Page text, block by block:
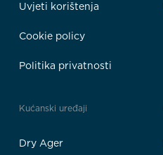
Uvjeti korištenja
Cookie policy
Politika privatnosti
Kućanski uređaji
Dry Ager